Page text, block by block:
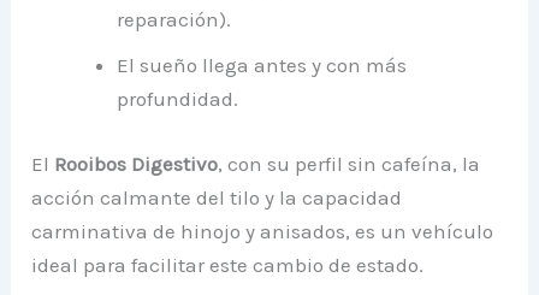
reparación).
El sueño llega antes y con más
profundidad.
El Rooibos Digestivo, con su perfil sin cafeína, la
acción calmante del tilo y la capacidad
carminativa de hinojo y anisados, es un vehículo
ideal para facilitar este cambio de estado.